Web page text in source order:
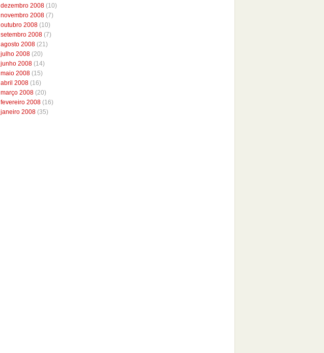
dezembro 2008 (10)
novembro 2008 (7)
outubro 2008 (10)
setembro 2008 (7)
agosto 2008 (21)
julho 2008 (20)
junho 2008 (14)
maio 2008 (15)
abril 2008 (16)
março 2008 (20)
fevereiro 2008 (16)
janeiro 2008 (35)